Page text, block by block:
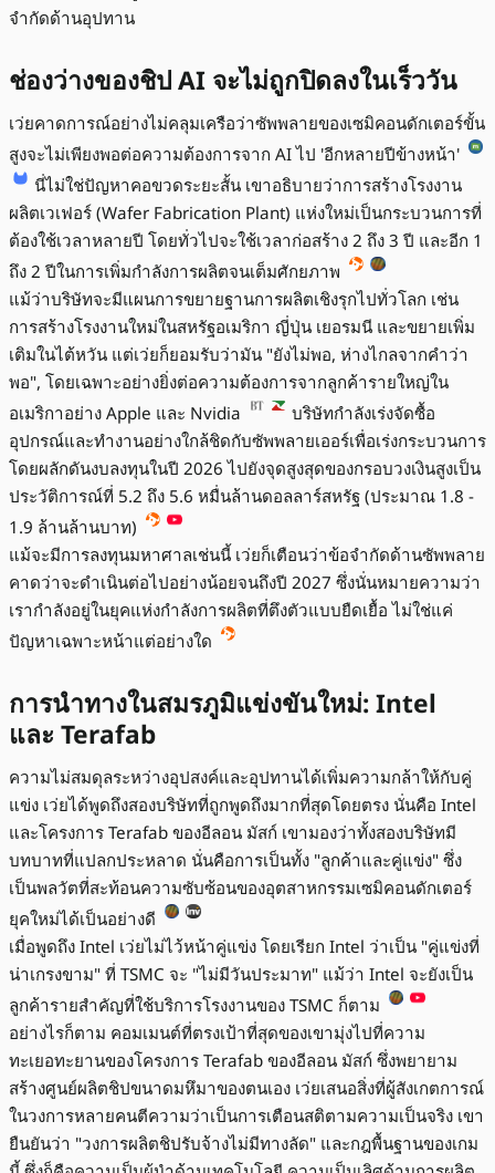
จำกัดด้านอุปทาน
ช่องว่างของชิป AI จะไม่ถูกปิดลงในเร็ววัน
เว่ยคาดการณ์อย่างไม่คลุมเครือว่าซัพพลายของเซมิคอนดักเตอร์ขั้น
สูงจะไม่เพียงพอต่อความต้องการจาก AI ไป 'อีกหลายปีข้างหน้า'
นี่ไม่ใช่ปัญหาคอขวดระยะสั้น เขาอธิบายว่าการสร้างโรงงาน
ผลิตเวเฟอร์ (Wafer Fabrication Plant) แห่งใหม่เป็นกระบวนการที่
ต้องใช้เวลาหลายปี โดยทั่วไปจะใช้เวลาก่อสร้าง 2 ถึง 3 ปี และอีก 1
ถึง 2 ปีในการเพิ่มกำลังการผลิตจนเต็มศักยภาพ
แม้ว่าบริษัทจะมีแผนการขยายฐานการผลิตเชิงรุกไปทั่วโลก เช่น
การสร้างโรงงานใหม่ในสหรัฐอเมริกา ญี่ปุ่น เยอรมนี และขยายเพิ่ม
เติมในไต้หวัน แต่เว่ยก็ยอมรับว่ามัน "ยังไม่พอ, ห่างไกลจากคำว่า
พอ", โดยเฉพาะอย่างยิ่งต่อความต้องการจากลูกค้ารายใหญ่ใน
อเมริกาอย่าง Apple และ Nvidia
บริษัทกำลังเร่งจัดซื้อ
อุปกรณ์และทำงานอย่างใกล้ชิดกับซัพพลายเออร์เพื่อเร่งกระบวนการ
โดยผลักดันงบลงทุนในปี 2026 ไปยังจุดสูงสุดของกรอบวงเงินสูงเป็น
ประวัติการณ์ที่ 5.2 ถึง 5.6 หมื่นล้านดอลลาร์สหรัฐ (ประมาณ 1.8 -
1.9 ล้านล้านบาท)
แม้จะมีการลงทุนมหาศาลเช่นนี้ เว่ยก็เตือนว่าข้อจำกัดด้านซัพพลาย
คาดว่าจะดำเนินต่อไปอย่างน้อยจนถึงปี 2027 ซึ่งนั่นหมายความว่า
เรากำลังอยู่ในยุคแห่งกำลังการผลิตที่ตึงตัวแบบยืดเยื้อ ไม่ใช่แค่
ปัญหาเฉพาะหน้าแต่อย่างใด
การนำทางในสมรภูมิแข่งขันใหม่: Intel
และ Terafab
ความไม่สมดุลระหว่างอุปสงค์และอุปทานได้เพิ่มความกล้าให้กับคู่
แข่ง เว่ยได้พูดถึงสองบริษัทที่ถูกพูดถึงมากที่สุดโดยตรง นั่นคือ Intel
และโครงการ Terafab ของอีลอน มัสก์ เขามองว่าทั้งสองบริษัทมี
บทบาทที่แปลกประหลาด นั่นคือการเป็นทั้ง "ลูกค้าและคู่แข่ง" ซึ่ง
เป็นพลวัตที่สะท้อนความซับซ้อนของอุตสาหกรรมเซมิคอนดักเตอร์
ยุคใหม่ได้เป็นอย่างดี
เมื่อพูดถึง Intel เว่ยไม่ไว้หน้าคู่แข่ง โดยเรียก Intel ว่าเป็น "คู่แข่งที่
น่าเกรงขาม" ที่ TSMC จะ "ไม่มีวันประมาท" แม้ว่า Intel จะยังเป็น
ลูกค้ารายสำคัญที่ใช้บริการโรงงานของ TSMC ก็ตาม
อย่างไรก็ตาม คอมเมนต์ที่ตรงเป้าที่สุดของเขามุ่งไปที่ความ
ทะเยอทะยานของโครงการ Terafab ของอีลอน มัสก์ ซึ่งพยายาม
สร้างศูนย์ผลิตชิปขนาดมหึมาของตนเอง เว่ยเสนอสิ่งที่ผู้สังเกตการณ์
ในวงการหลายคนตีความว่าเป็นการเตือนสติตามความเป็นจริง เขา
ยืนยันว่า "วงการผลิตชิปรับจ้างไม่มีทางลัด" และกฎพื้นฐานของเกม